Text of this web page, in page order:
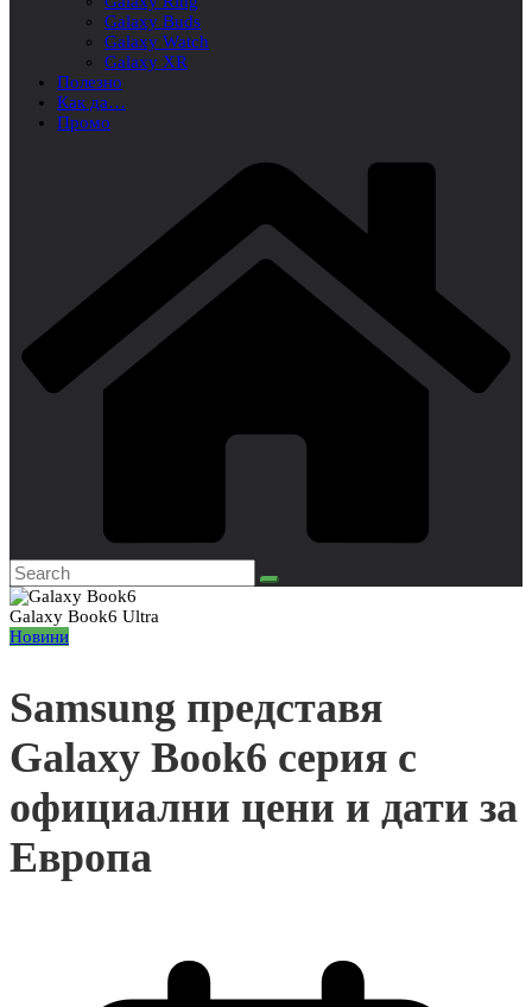
Galaxy Buds
Galaxy Watch
Galaxy XR
Полезно
Как да…
Промо
Galaxy Book6 Ultra
Новини
Samsung представя
Galaxy Book6 серия с
официални цени и дати за
Европа